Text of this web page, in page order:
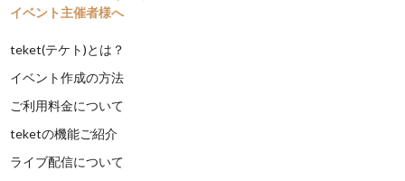
イベント主催者様へ
teket(テケト)とは？
イベント作成の方法
ご利用料金について
teketの機能ご紹介
ライブ配信について